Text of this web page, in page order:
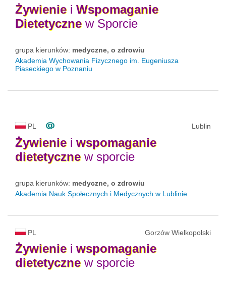
Żywieniei Wspomaganie
Dietetycznew Sporcie
grupa kierunków: medyczne, o zdrowiu
Akademia Wychowania Fizycznego im. Eugeniusza
Piaseckiego w Poznaniu
PL Lublin
Żywieniei wspomaganie
dietetycznew sporcie
grupa kierunków: medyczne, o zdrowiu
Akademia Nauk Społecznych i Medycznych w Lublinie
PL Gorzów Wielkopolski
Żywieniei wspomaganie
dietetycznew sporcie